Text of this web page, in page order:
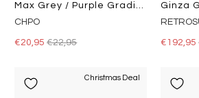
Max Grey / Purple Gradient
CHPO
€20,95€22,95
Ginza
€192,95
Christmas Deal